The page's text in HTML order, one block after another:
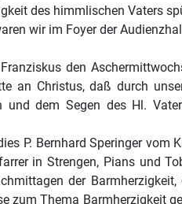
des himmlischen Vaters
wir im Foyer der
den
an Christus, daß durch
und dem Segen des Hl.
P. Bernhard Speringer vom
in Strengen, Pians und
der
zum Thema Barmherzigkeit